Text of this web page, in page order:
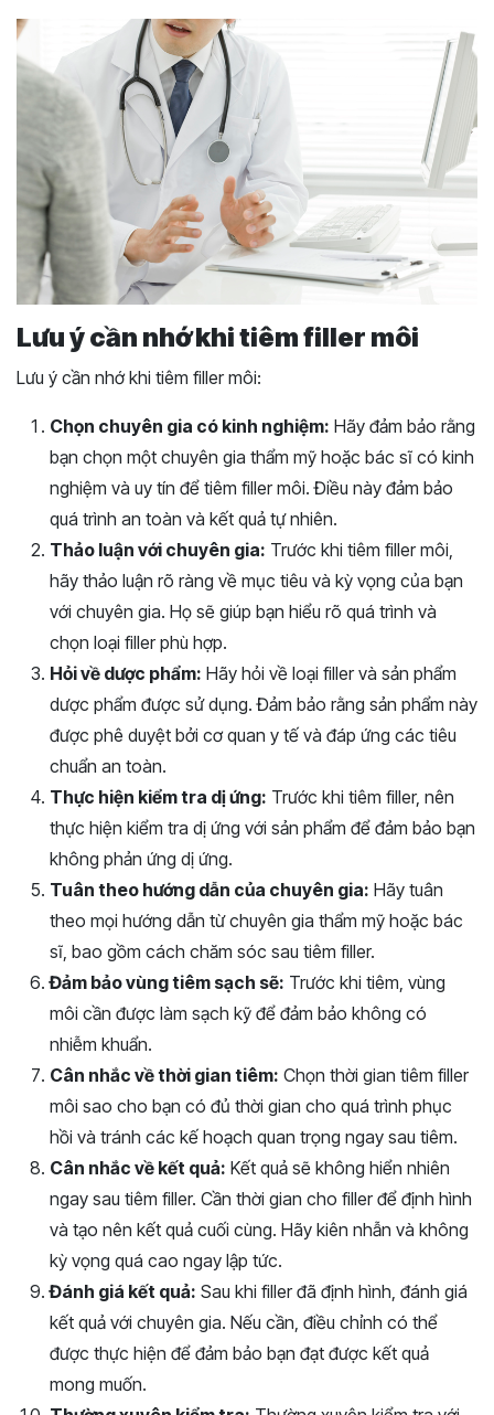
Lưu ý cần nhớ khi tiêm filler môi
Lưu ý cần nhớ khi tiêm filler môi:
Chọn chuyên gia có kinh nghiệm: Hãy đảm bảo rằng
bạn chọn một chuyên gia thẩm mỹ hoặc bác sĩ có kinh
nghiệm và uy tín để tiêm filler môi. Điều này đảm bảo
quá trình an toàn và kết quả tự nhiên.
Thảo luận với chuyên gia: Trước khi tiêm filler môi,
hãy thảo luận rõ ràng về mục tiêu và kỳ vọng của bạn
với chuyên gia. Họ sẽ giúp bạn hiểu rõ quá trình và
chọn loại filler phù hợp.
Hỏi về dược phẩm: Hãy hỏi về loại filler và sản phẩm
dược phẩm được sử dụng. Đảm bảo rằng sản phẩm này
được phê duyệt bởi cơ quan y tế và đáp ứng các tiêu
chuẩn an toàn.
Thực hiện kiểm tra dị ứng: Trước khi tiêm filler, nên
thực hiện kiểm tra dị ứng với sản phẩm để đảm bảo bạn
không phản ứng dị ứng.
Tuân theo hướng dẫn của chuyên gia: Hãy tuân
theo mọi hướng dẫn từ chuyên gia thẩm mỹ hoặc bác
sĩ, bao gồm cách chăm sóc sau tiêm filler.
Đảm bảo vùng tiêm sạch sẽ: Trước khi tiêm, vùng
môi cần được làm sạch kỹ để đảm bảo không có
nhiễm khuẩn.
Cân nhắc về thời gian tiêm: Chọn thời gian tiêm filler
môi sao cho bạn có đủ thời gian cho quá trình phục
hồi và tránh các kế hoạch quan trọng ngay sau tiêm.
Cân nhắc về kết quả: Kết quả sẽ không hiển nhiên
ngay sau tiêm filler. Cần thời gian cho filler để định hình
và tạo nên kết quả cuối cùng. Hãy kiên nhẫn và không
kỳ vọng quá cao ngay lập tức.
Đánh giá kết quả: Sau khi filler đã định hình, đánh giá
kết quả với chuyên gia. Nếu cần, điều chỉnh có thể
được thực hiện để đảm bảo bạn đạt được kết quả
mong muốn.